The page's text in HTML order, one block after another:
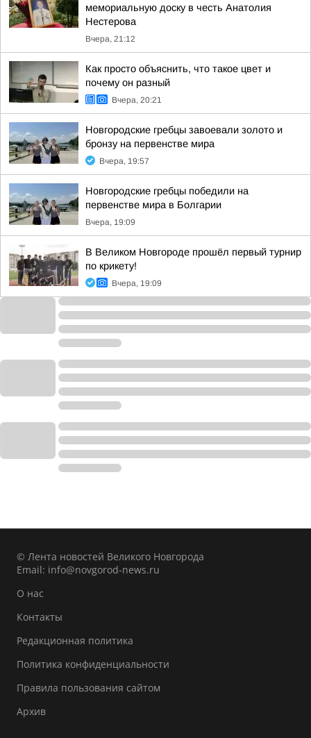
мемориальную доску в честь Анатолия
Нестерова
Вчера, 21:12
Как просто объяснить, что такое цвет и
почему он разный
Вчера, 20:21
Новгородские гребцы завоевали золото и
бронзу на первенстве мира
Вчера, 19:57
Новгородские гребцы победили на
первенстве мира в Болгарии
Вчера, 19:09
В Великом Новгороде прошёл первый турнир
по крикету!
Вчера, 19:09
© Лента новостей Великого Новгорода
Email: info@novgorod-news.ru
О нас
Контакты
Редакционная политика
Политика конфиденциальности
Правила пользования сайтом
Архив